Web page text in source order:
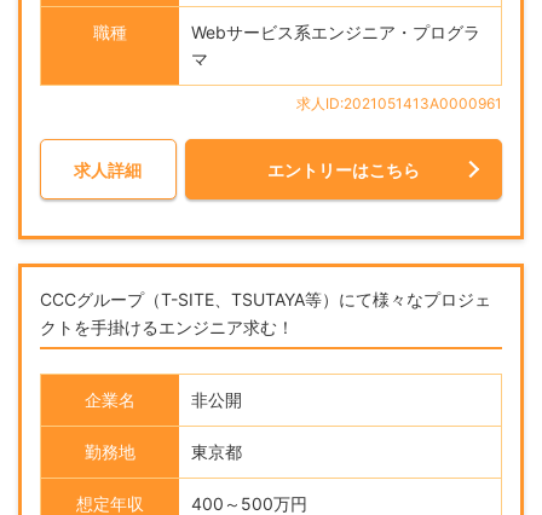
職種
Webサービス系エンジニア・プログラ
マ
求人ID:2021051413A0000961
求人詳細 エントリーはこちら
CCCグループ（T-SITE、TSUTAYA等）にて様々なプロジェ
クトを手掛けるエンジニア求む！
企業名 非公開
勤務地 東京都
想定年収 400～500万円